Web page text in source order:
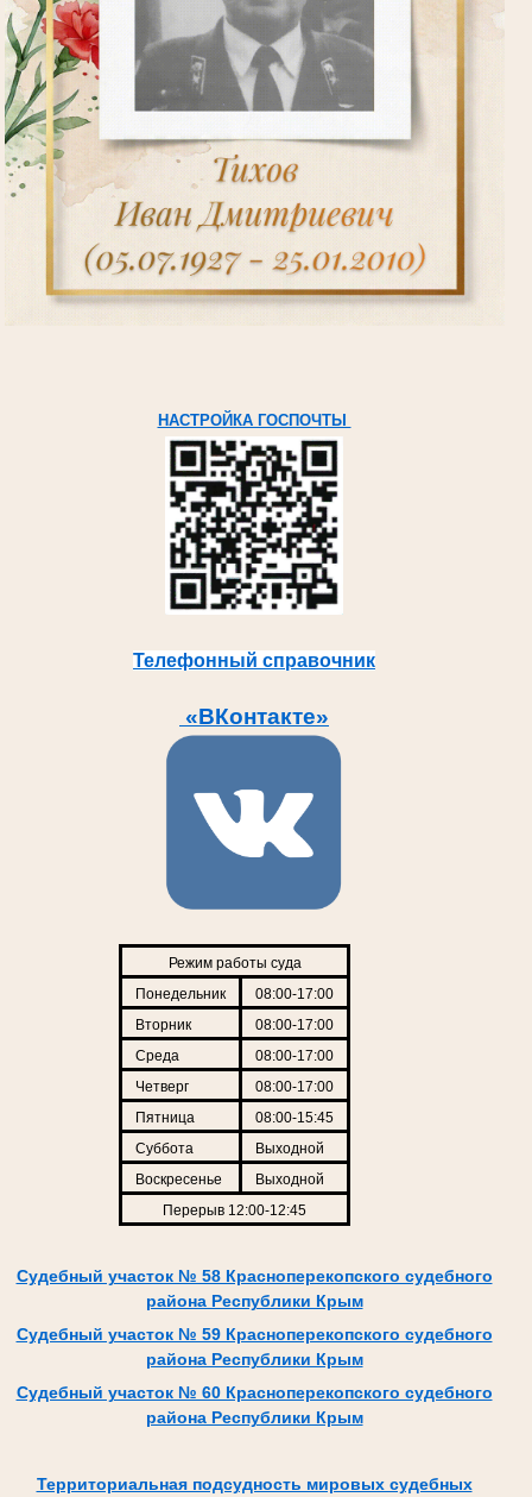
НАСТРОЙКА ГОСПОЧТЫ
Телефонный справочник
«ВКонтакте»
Режим работы суда
Понедельник
08:00-17:00
Вторник
08:00-17:00
Среда
08:00-17:00
Четверг
08:00-17:00
Пятница
08:00-15:45
Суббота
Выходной
Воскресенье
Выходной
Перерыв 12:00-12:45
Судебный участок № 58 Красноперекопского судебного
района Республики Крым
Судебный участок № 59 Красноперекопского судебного
района Республики Крым
Судебный участок № 60 Красноперекопского судебного
района Республики Крым
Территориальная подсудность мировых судебных